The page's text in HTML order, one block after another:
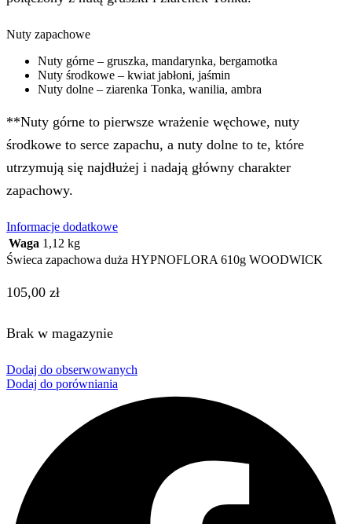
Nuty zapachowe
Nuty górne – gruszka, mandarynka, bergamotka
Nuty środkowe – kwiat jabłoni, jaśmin
Nuty dolne – ziarenka Tonka, wanilia, ambra
**Nuty górne to pierwsze wrażenie węchowe, nuty
środkowe to serce zapachu, a nuty dolne to te, które
utrzymują się najdłużej i nadają główny charakter
zapachowy.
Informacje dodatkowe
Waga 1,12 kg
Świeca zapachowa duża HYPNOFLORA 610g WOODWICK
105,00 zł
Brak w magazynie
Dodaj do obserwowanych
Dodaj do porówniania